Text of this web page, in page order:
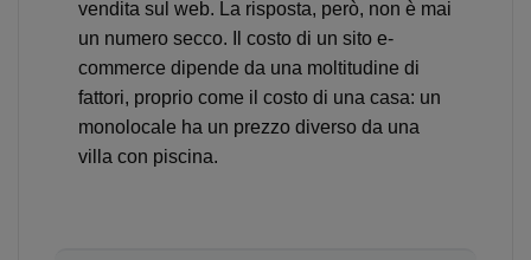
vendita sul web. La risposta, però, non è mai
un numero secco. Il costo di un sito e-
commerce dipende da una moltitudine di
fattori, proprio come il costo di una casa: un
monolocale ha un prezzo diverso da una
villa con piscina.